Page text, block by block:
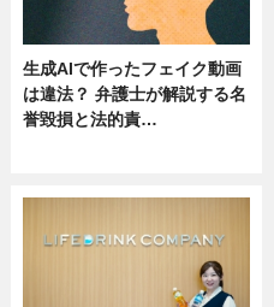
生成AIで作ったフェイク動画
は違法？ 弁護士が解説する名
誉毀損と法的責…